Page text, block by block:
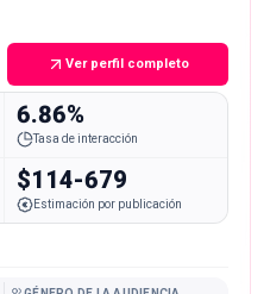
Ver perfil completo
6.86%
Tasa de interacción
$114-679
Estimación por publicación